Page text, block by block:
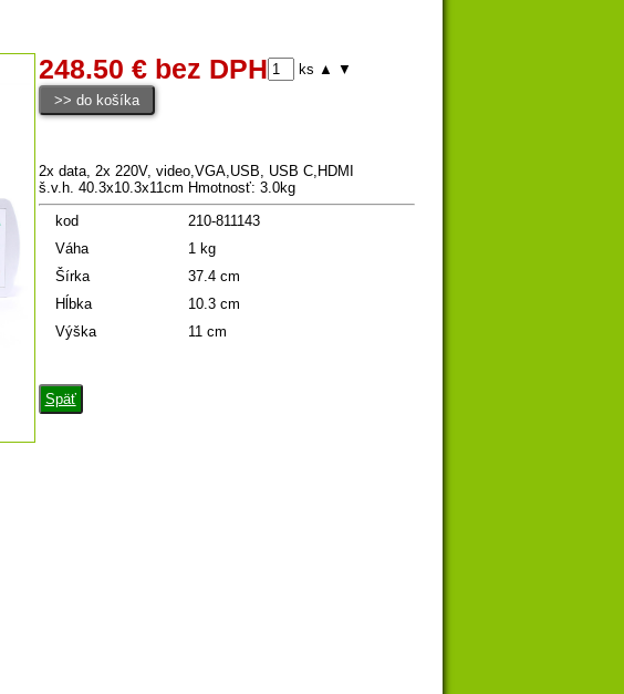
248.50 € bez DPH ks ▲ ▼
2x data, 2x 220V, video,VGA,USB, USB C,HDMI
š.v.h. 40.3x10.3x11cm Hmotnosť: 3.0kg
kod
210-811143
Váha
1 kg
Šírka
37.4 cm
Hĺbka
10.3 cm
Výška
11 cm
Späť